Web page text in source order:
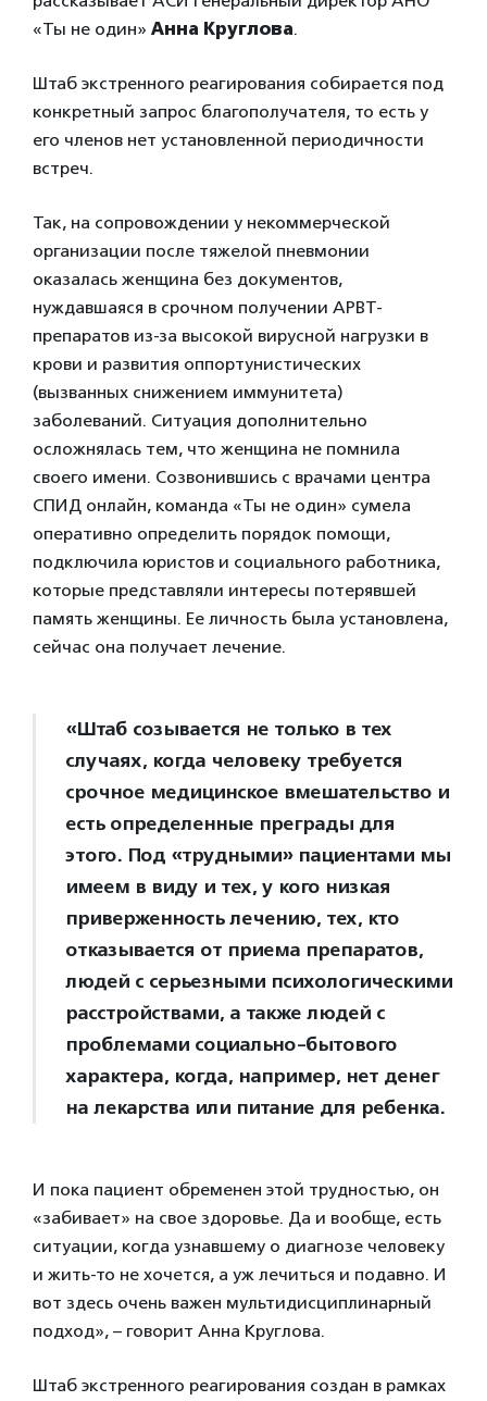
«Ты не один» Анна Круглова.
Штаб экстренного реагирования собирается под
конкретный запрос благополучателя, то есть у
его членов нет установленной периодичности
встреч.
Так, на сопровождении у некоммерческой
организации после тяжелой пневмонии
оказалась женщина без документов,
нуждавшаяся в срочном получении АРВТ-
препаратов из-за высокой вирусной нагрузки в
крови и развития оппортунистических
(вызванных снижением иммунитета)
заболеваний. Ситуация дополнительно
осложнялась тем, что женщина не помнила
своего имени. Созвонившись с врачами центра
СПИД онлайн, команда «Ты не один» сумела
оперативно определить порядок помощи,
подключила юристов и социального работника,
которые представляли интересы потерявшей
память женщины. Ее личность была установлена,
сейчас она получает лечение.
«Штаб созывается не только в тех
случаях, когда человеку требуется
срочное медицинское вмешательство и
есть определенные преграды для
этого. Под «трудными» пациентами мы
имеем в виду и тех, у кого низкая
приверженность лечению, тех, кто
отказывается от приема препаратов,
людей с серьезными психологическими
расстройствами, а также людей с
проблемами социально-бытового
характера, когда, например, нет денег
на лекарства или питание для ребенка.
И пока пациент обременен этой трудностью, он
«забивает» на свое здоровье. Да и вообще, есть
ситуации, когда узнавшему о диагнозе человеку
и жить-то не хочется, а уж лечиться и подавно. И
вот здесь очень важен мультидисциплинарный
подход», – говорит Анна Круглова.
Штаб экстренного реагирования создан в рамках